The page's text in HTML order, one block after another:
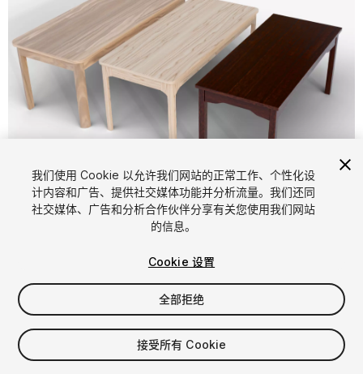
1/10
$7.59
增值税将在结算时计算
我们使用 Cookie 以允许我们网站的正常工作、个性化设
计内容和广告、提供社交媒体功能并分析流量。我们还同
社交媒体、广告和分析合作伙伴分享有关您使用我们网站
的信息。
Cookie 设置
全部拒绝
接受所有 Cookie